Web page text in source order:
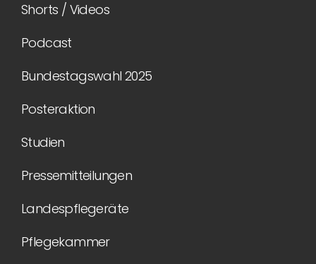
Shorts / Videos
Podcast
Bundestagswahl 2025
Posteraktion
Studien
Pressemitteilungen
Landespflegeräte
Pflegekammer